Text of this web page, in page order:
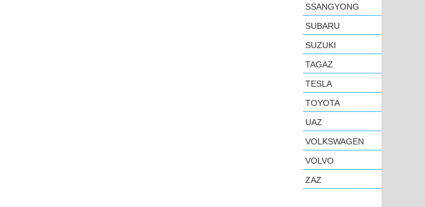
SSANGYONG
SUBARU
SUZUKI
TAGAZ
TESLA
TOYOTA
UAZ
VOLKSWAGEN
VOLVO
ZAZ